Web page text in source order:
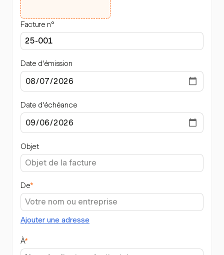
Facture n°
Date d'émission
Date d'échéance
Objet
De*
Ajouter une adresse
À*